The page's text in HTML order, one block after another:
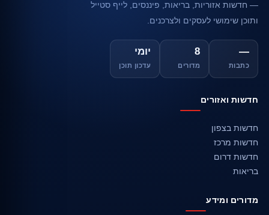
— חדשות אזוריות, בריאות, פיננסים, לייף סטייל
ותוכן שימושי לעסקים ולצרכנים.
—
כתבות
8
מדורים
יומי
עדכון תוכן
חדשות ואזורים
חדשות בצפון
חדשות מרכז
חדשות דרום
בריאות
מדורים ומידע